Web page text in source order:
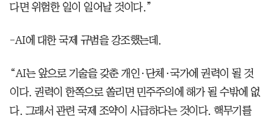
다면 위험한 일이 일어날 것이다.”
-AI에 대한 국제 규범을 강조했는데.
“AI는 앞으로 기술을 갖춘 개인·단체·국가에 권력이 될 것
이다. 권력이 한쪽으로 쏠리면 민주주의에 해가 될 수밖에 없
다. 그래서 관련 국제 조약이 시급하다는 것이다. 핵무기를